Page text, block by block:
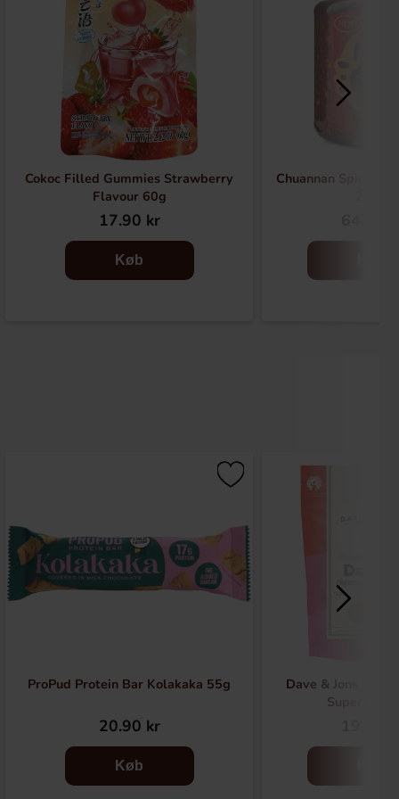
Cokoc Filled Gummies Strawberry
Flavour 60g
17.90 kr
Køb
Chuannan Spicy
ProPud Protein Bar Kolakaka 55g
20.90 kr
Køb
Dave & Jons
Supersur